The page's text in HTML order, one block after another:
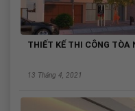
THIẾT KẾ THI CÔNG TÒA
13 Tháng 4, 2021